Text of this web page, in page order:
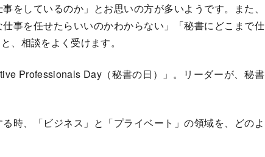
をしているのか」とお思いの方が多いようです。また、
事を任せたらいいのかわからない」「秘書にどこまで仕
、相談をよく受けます。
Professionals Day（秘書の日）」。リーダーが、秘書
時、「ビジネス」と「プライベート」の領域を、どのよ